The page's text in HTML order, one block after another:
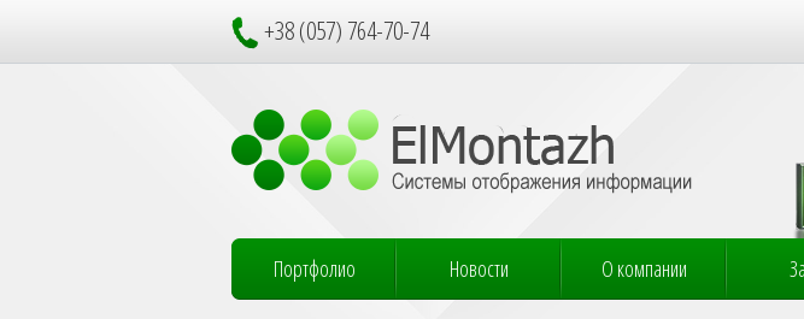
+38 (057) 764-70-74
Портфолио Новости О компании